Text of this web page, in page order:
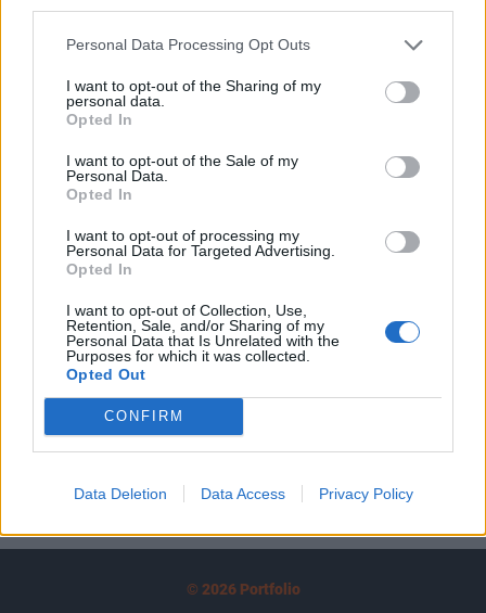
Personal Data Processing Opt Outs
I want to opt-out of the Sharing of my
personal data.
Opted In
I want to opt-out of the Sale of my
Personal Data.
Opted In
I want to opt-out of processing my
Personal Data for Targeted Advertising.
Opted In
I want to opt-out of Collection, Use,
Retention, Sale, and/or Sharing of my
Personal Data that Is Unrelated with the
Purposes for which it was collected.
Opted Out
CONFIRM
Data Deletion Data Access Privacy Policy
A keresett cikk a portfolio.hu hírarchívumához
regisztrációhoz kötött.
Az előfizetés a következőket tartalmazza:
Portfolio.hu teljes cikkarchívum
Kötéslisták: BÉT elmúlt 2 év napon belüli
Előfizetés
MÁR ELŐFIZETŐNK VAGY?
© 2026 Portfolio